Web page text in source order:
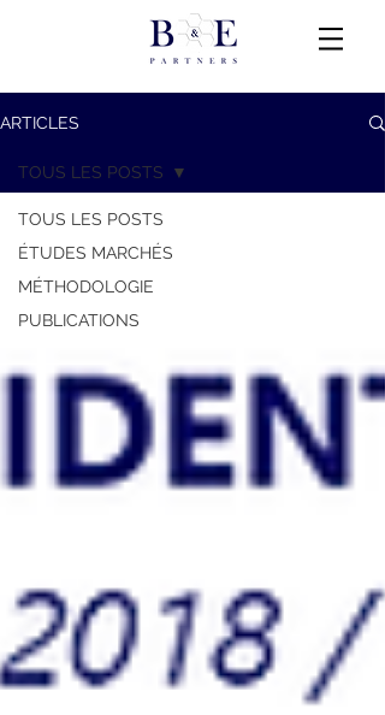
ARTICLES
TOUS LES POSTS
ÉTUDES MARCHÉS
MÉTHODOLOGIE
PUBLICATIONS
TOUS LES POSTS